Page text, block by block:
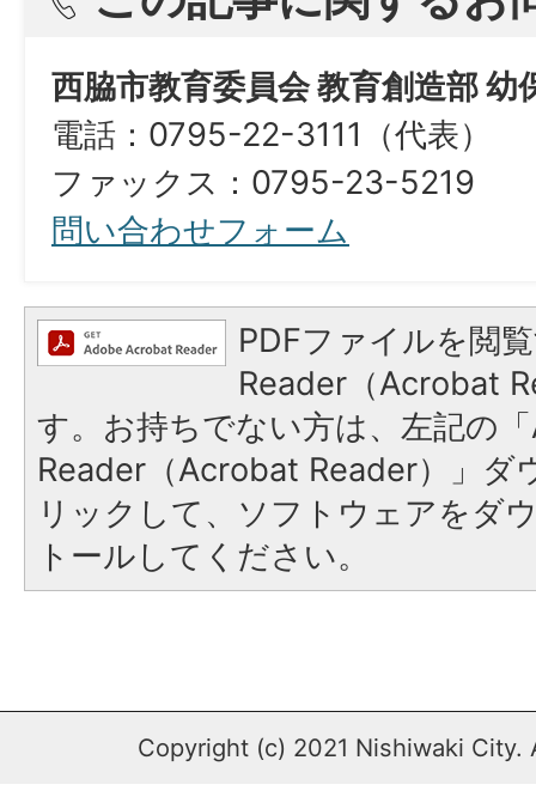
西脇市教育委員会 教育創造部 幼
電話：0795-22-3111（代表）
ファックス：0795-23-5219
問い合わせフォーム
PDFファイルを閲
Reader（Acrobat
す。お持ちでない方は、左記の
Reader（Acrobat Reader）」ダ
リックして、ソフトウェアをダ
トールしてください。
Copyright (c) 2021 Nishiwaki City.